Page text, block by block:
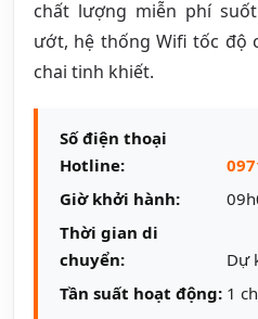
chất lượng miễn phí
ướt, hệ thống Wifi tốc độ
chai tinh khiết.
Số điện thoại
Hotline:
Giờ khởi hành:
Thời gian di
chuyển:
Dự
Tần suất hoạt động: 1